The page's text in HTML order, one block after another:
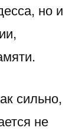
но и
сильно,
не